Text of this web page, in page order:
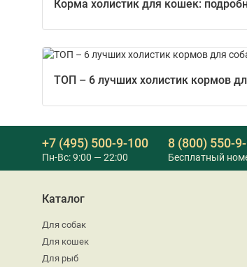
Корма холистик для кошек:
ТОП – 6 лучших холистик кормов
+7 (495) 500-9-100
Пн-Вс: 9:00 — 22:00
8 (800) 550-
Бесплатный
Каталог
Для собак
Для кошек
Для рыб